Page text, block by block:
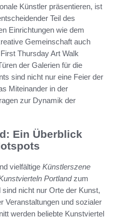
Künstler präsentieren, ist
Teil des
Einrichtungen wie dem
Gemeinschaft auch
Thursday Art Walk
der Galerien für die
sind nicht nur eine Feier der
Miteinander in der
zur Dynamik der
Ein Überblick
vielfältige Künstlerszene
Portlandzum
nicht nur Orte der Kunst,
Veranstaltungen und sozialer
werden beliebte Kunstviertel